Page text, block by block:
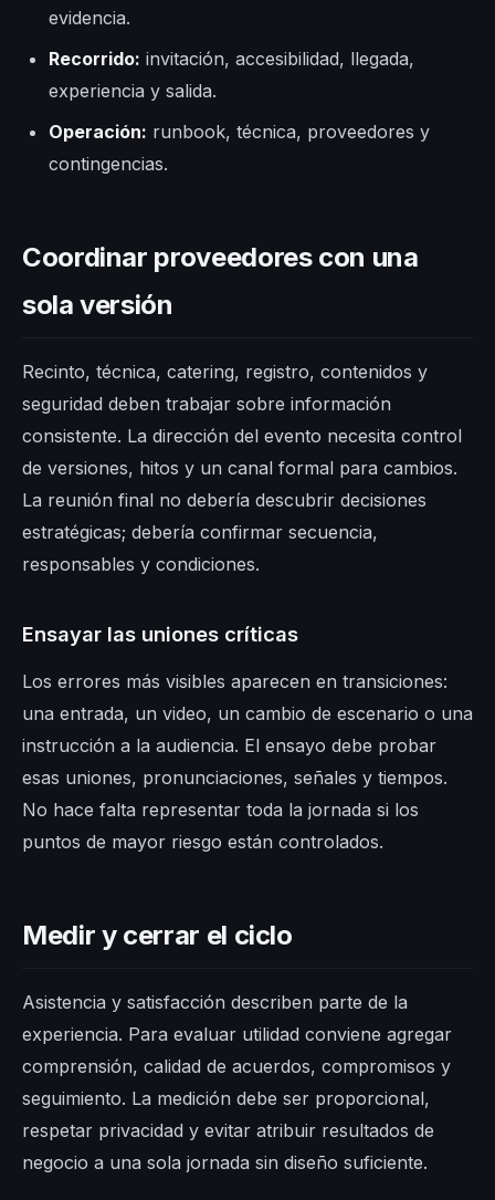
evidencia.
Recorrido: invitación, accesibilidad, llegada,
experiencia y salida.
Operación: runbook, técnica, proveedores y
contingencias.
Coordinar proveedores con una
sola versión
Recinto, técnica, catering, registro, contenidos y
seguridad deben trabajar sobre información
consistente. La dirección del evento necesita control
de versiones, hitos y un canal formal para cambios.
La reunión final no debería descubrir decisiones
estratégicas; debería confirmar secuencia,
responsables y condiciones.
Ensayar las uniones críticas
Los errores más visibles aparecen en transiciones:
una entrada, un video, un cambio de escenario o una
instrucción a la audiencia. El ensayo debe probar
esas uniones, pronunciaciones, señales y tiempos.
No hace falta representar toda la jornada si los
puntos de mayor riesgo están controlados.
Medir y cerrar el ciclo
Asistencia y satisfacción describen parte de la
experiencia. Para evaluar utilidad conviene agregar
comprensión, calidad de acuerdos, compromisos y
seguimiento. La medición debe ser proporcional,
respetar privacidad y evitar atribuir resultados de
negocio a una sola jornada sin diseño suficiente.